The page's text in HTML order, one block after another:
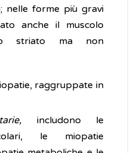
nelle forme più gravi
anche il muscolo
striato ma non
raggruppate in
includono le
le miopatie